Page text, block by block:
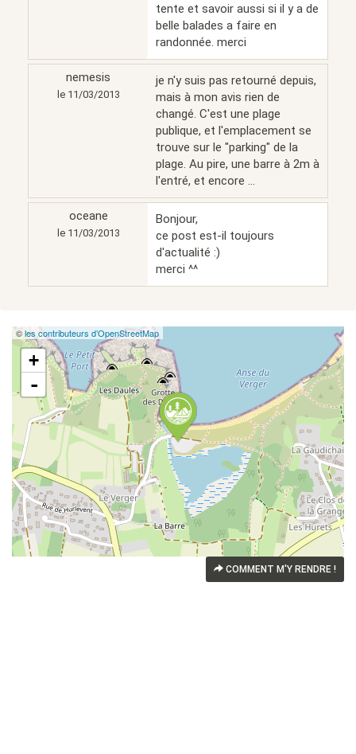
tente et savoir aussi si il y a de
belle balades a faire en
randonnée. merci
nemesis
le 11/03/2013
je n'y suis pas retourné depuis,
mais à mon avis rien de
changé. C'est une plage
publique, et l'emplacement se
trouve sur le "parking" de la
plage. Au pire, une barre à 2m à
l'entré, et encore ...
oceane
le 11/03/2013
Bonjour,
ce post est-il toujours
d'actualité :)
merci ^^
©les contributeurs d’OpenStreetMap
+
-
COMMENT M'Y RENDRE !